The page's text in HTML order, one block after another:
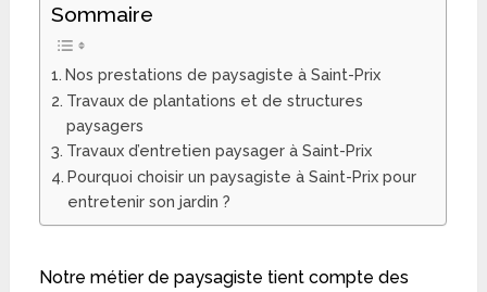
Sommaire
Nos prestations de paysagiste à Saint-Prix
Travaux de plantations et de structures
paysagers
Travaux d’entretien paysager à Saint-Prix
Pourquoi choisir un paysagiste à Saint-Prix pour
entretenir son jardin ?
Notre métier de paysagiste tient compte des